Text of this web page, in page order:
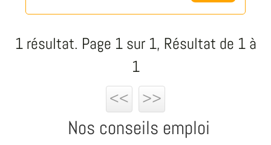
1 résultat. Page 1 sur 1, Résultat de 1 à
1
<<
>>
Nos conseils emploi